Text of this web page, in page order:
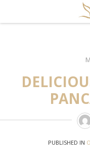
PUBLISHED IN